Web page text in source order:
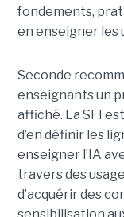
fondements,
en enseigner les
Seconde
enseignants un
affiché. La SFI
d’en définir les
enseigner l’IA
travers des
d’acquérir des